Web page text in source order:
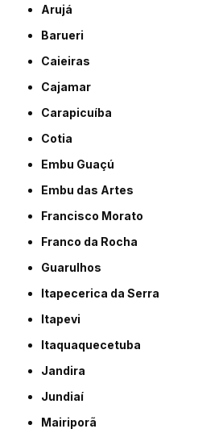
Arujá
Barueri
Caieiras
Cajamar
Carapicuíba
Cotia
Embu Guaçú
Embu das Artes
Francisco Morato
Franco da Rocha
Guarulhos
Itapecerica da Serra
Itapevi
Itaquaquecetuba
Jandira
Jundiaí
Mairiporã